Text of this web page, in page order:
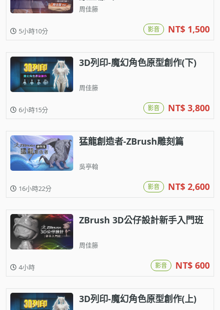
周佳籐
5小時10分 影音 NT$ 1,500
3D列印-魔幻角色原型創作(下)
周佳籐
6小時15分 影音 NT$ 3,800
猛龍創造者-ZBrush雕刻篇
吳亭翰
16小時22分 影音 NT$ 2,600
ZBrush 3D公仔設計新手入門班
周佳籐
4小時 影音 NT$ 600
3D列印-魔幻角色原型創作(上)